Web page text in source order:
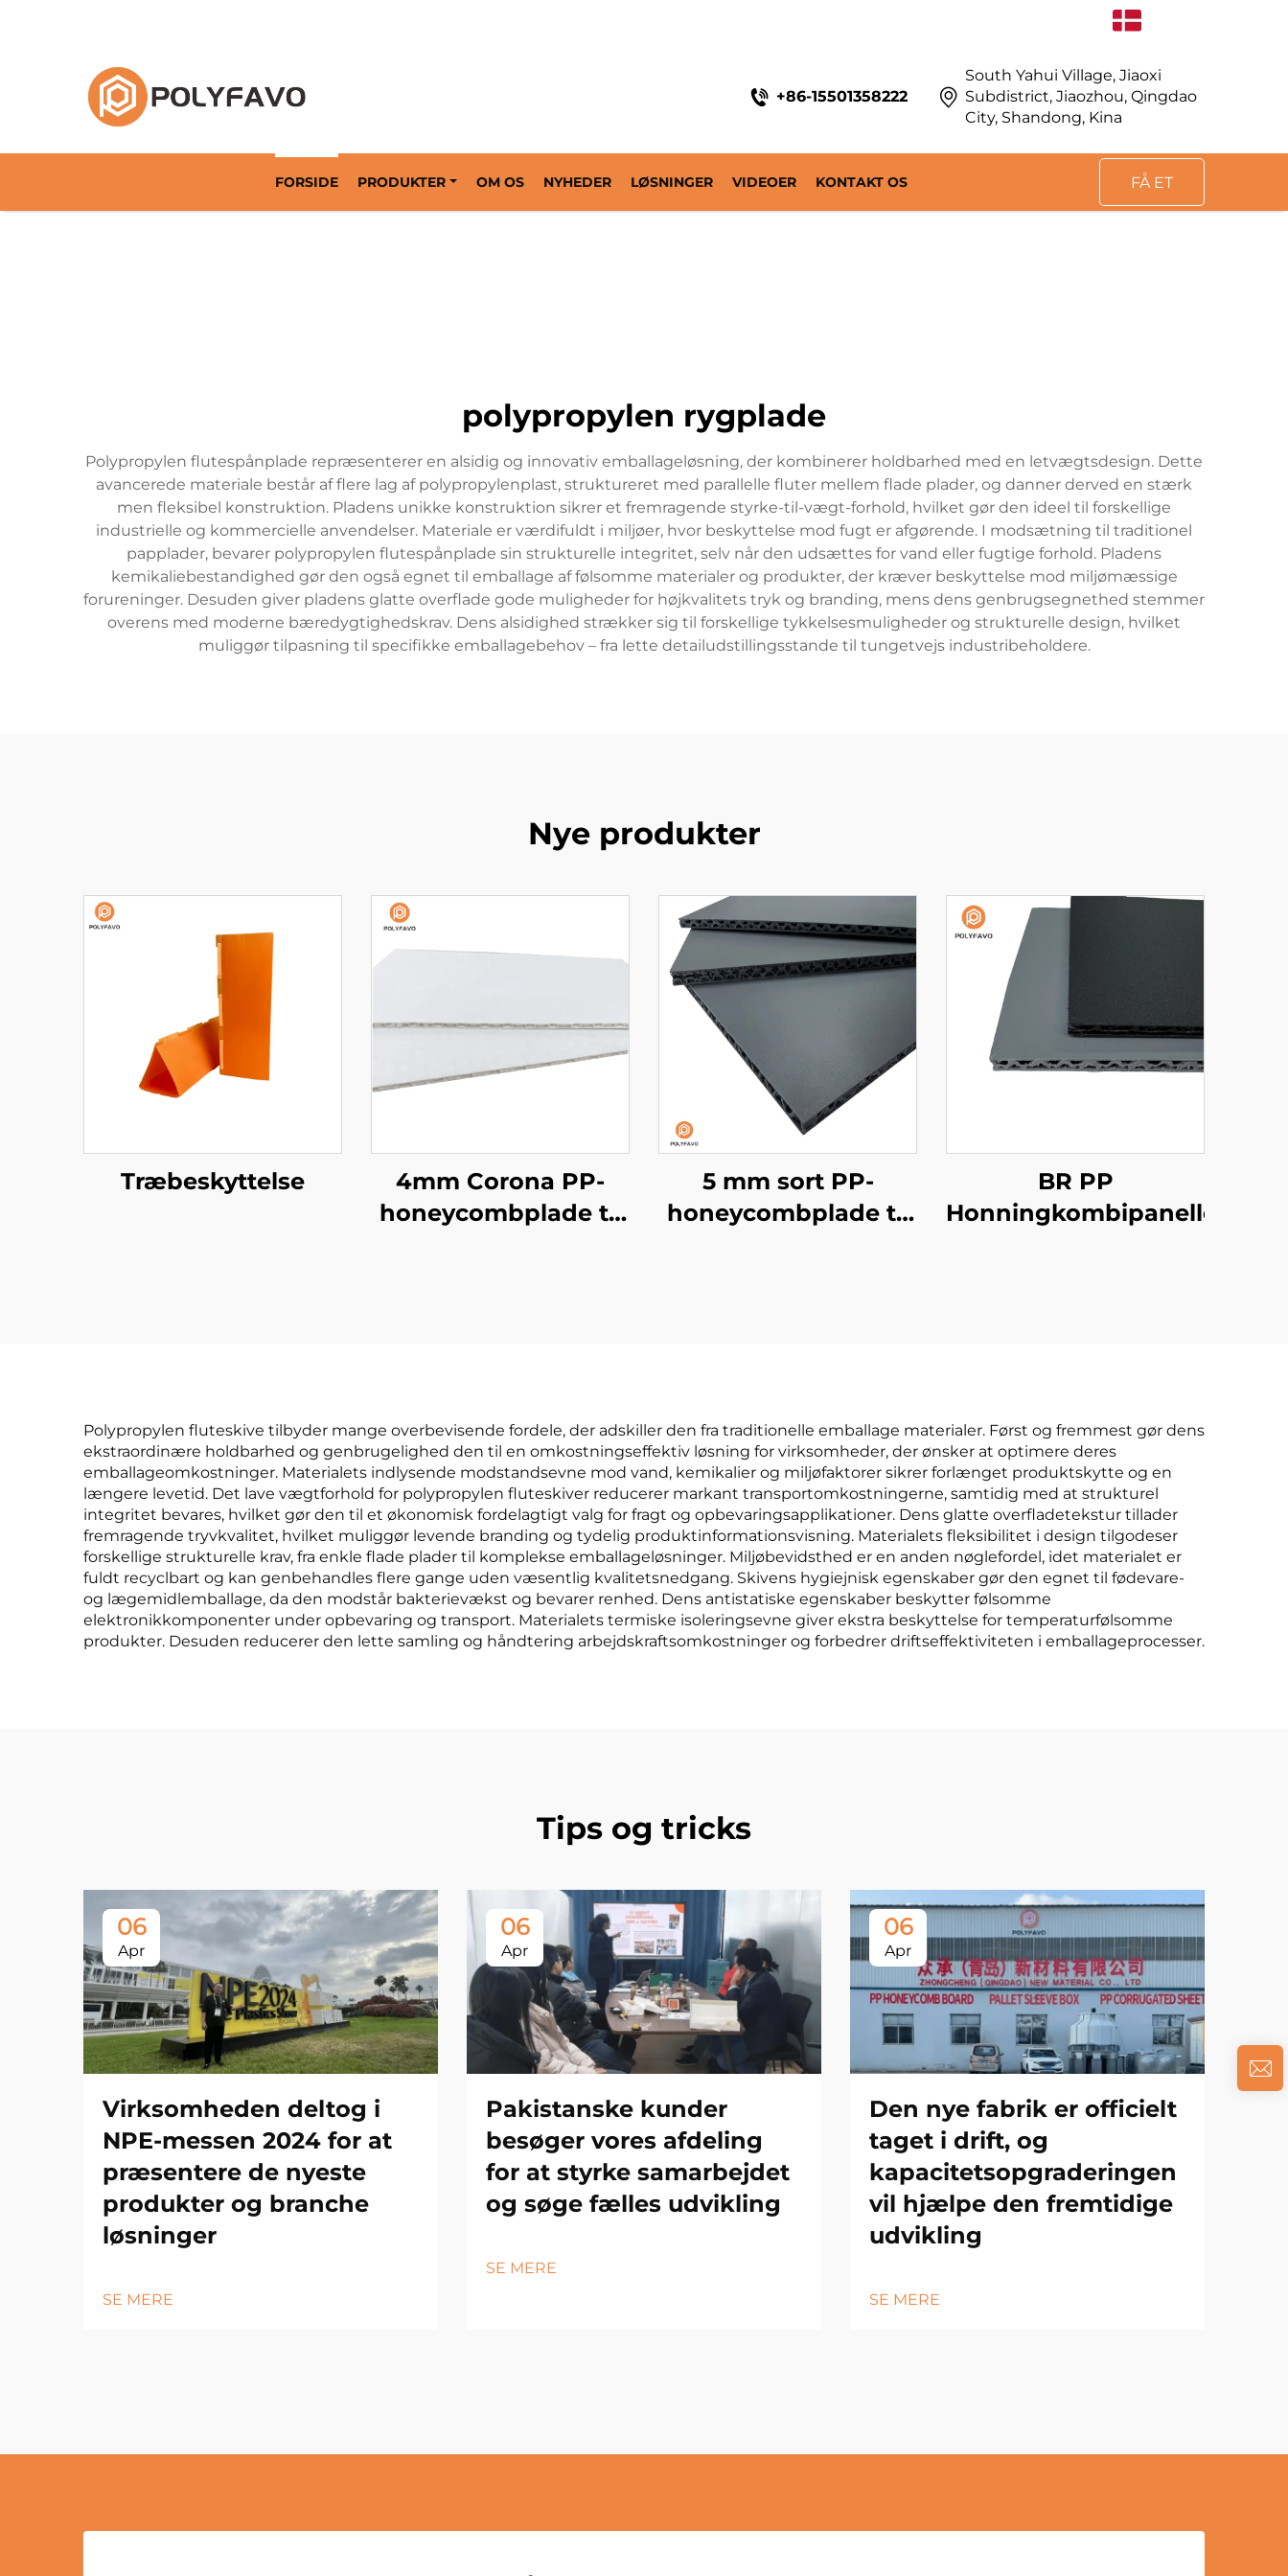
+86-15501358222
South Yahui Village, Jiaoxi
Subdistrict, Jiaozhou, Qingdao
City, Shandong, Kina
FORSIDE PRODUKTER OM OS NYHEDER LØSNINGER VIDEOER KONTAKT OS FÅ ET
polypropylen rygplade
Polypropylen flutespånplade repræsenterer en alsidig og innovativ emballageløsning, der kombinerer holdbarhed med en letvægtsdesign. Dette
avancerede materiale består af flere lag af polypropylenplast, struktureret med parallelle fluter mellem flade plader, og danner derved en stærk
men fleksibel konstruktion. Pladens unikke konstruktion sikrer et fremragende styrke-til-vægt-forhold, hvilket gør den ideel til forskellige
industrielle og kommercielle anvendelser. Materiale er værdifuldt i miljøer, hvor beskyttelse mod fugt er afgørende. I modsætning til traditionel
papplader, bevarer polypropylen flutespånplade sin strukturelle integritet, selv når den udsættes for vand eller fugtige forhold. Pladens
kemikaliebestandighed gør den også egnet til emballage af følsomme materialer og produkter, der kræver beskyttelse mod miljømæssige
forureninger. Desuden giver pladens glatte overflade gode muligheder for højkvalitets tryk og branding, mens dens genbrugsegnethed stemmer
overens med moderne bæredygtighedskrav. Dens alsidighed strækker sig til forskellige tykkelsesmuligheder og strukturelle design, hvilket
muliggør tilpasning til specifikke emballagebehov – fra lette detailudstillingsstande til tungetvejs industribeholdere.
Nye produkter
Træbeskyttelse
4mm Corona PP-
honeycombplade til
5 mm sort PP-
honeycombplade til
BR PP
Honningkombipaneller
Polypropylen fluteskive tilbyder mange overbevisende fordele, der adskiller den fra traditionelle emballage materialer. Først og fremmest gør dens
ekstraordinære holdbarhed og genbrugelighed den til en omkostningseffektiv løsning for virksomheder, der ønsker at optimere deres
emballageomkostninger. Materialets indlysende modstandsevne mod vand, kemikalier og miljøfaktorer sikrer forlænget produktskytte og en
længere levetid. Det lave vægtforhold for polypropylen fluteskiver reducerer markant transportomkostningerne, samtidig med at strukturel
integritet bevares, hvilket gør den til et økonomisk fordelagtigt valg for fragt og opbevaringsapplikationer. Dens glatte overfladetekstur tillader
fremragende tryvkvalitet, hvilket muliggør levende branding og tydelig produktinformationsvisning. Materialets fleksibilitet i design tilgodeser
forskellige strukturelle krav, fra enkle flade plader til komplekse emballageløsninger. Miljøbevidsthed er en anden nøglefordel, idet materialet er
fuldt recyclbart og kan genbehandles flere gange uden væsentlig kvalitetsnedgang. Skivens hygiejnisk egenskaber gør den egnet til fødevare-
og lægemidlemballage, da den modstår bakterievækst og bevarer renhed. Dens antistatiske egenskaber beskytter følsomme
elektronikkomponenter under opbevaring og transport. Materialets termiske isoleringsevne giver ekstra beskyttelse for temperaturfølsomme
produkter. Desuden reducerer den lette samling og håndtering arbejdskraftsomkostninger og forbedrer driftseffektiviteten i emballageprocesser.
Tips og tricks
06
Apr
Virksomheden deltog i
NPE-messen 2024 for at
præsentere de nyeste
produkter og branche
løsninger
SE MERE
06
Apr
Pakistanske kunder
besøger vores afdeling
for at styrke samarbejdet
og søge fælles udvikling
SE MERE
06
Apr
Den nye fabrik er officielt
taget i drift, og
kapacitetsopgraderingen
vil hjælpe den fremtidige
udvikling
SE MERE